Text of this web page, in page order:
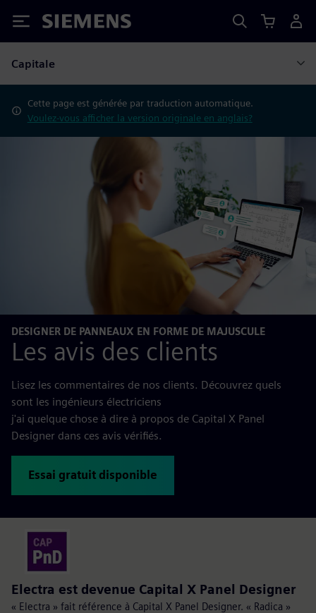
Siemens
Capitale
Cette page est générée par traduction automatique.
Voulez-vous afficher la version originale en anglais?
DESIGNER DE PANNEAUX EN FORME DE MAJUSCULE
Les avis des clients
Lisez les commentaires de nos clients. Découvrez quels
sont les ingénieurs électriciens
j'ai quelque chose à dire à propos de Capital X Panel
Designer dans ces avis vérifiés.
Essai gratuit disponible
Electra est devenue Capital X Panel Designer
« Electra » fait référence à Capital X Panel Designer. « Radica »